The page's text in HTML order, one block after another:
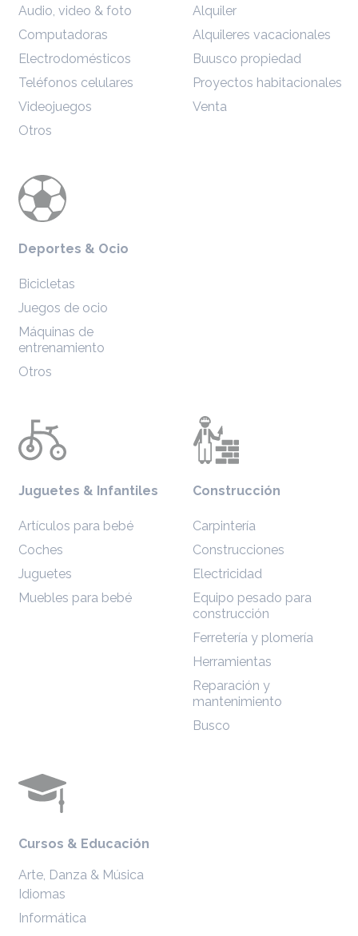
Audio, video & foto
Computadoras
Electrodomésticos
Teléfonos celulares
Videojuegos
Otros
Alquiler
Alquileres vacacionales
Buusco propiedad
Proyectos habitacionales
Venta
Deportes & Ocio
Bicicletas
Juegos de ocio
Máquinas de
entrenamiento
Otros
Juguetes & Infantiles
Artículos para bebé
Coches
Juguetes
Muebles para bebé
Construcción
Carpintería
Construcciones
Electricidad
Equipo pesado para
construcción
Ferretería y plomería
Herramientas
Reparación y
mantenimiento
Busco
Cursos & Educación
Arte, Danza & Música
Idiomas
Informática